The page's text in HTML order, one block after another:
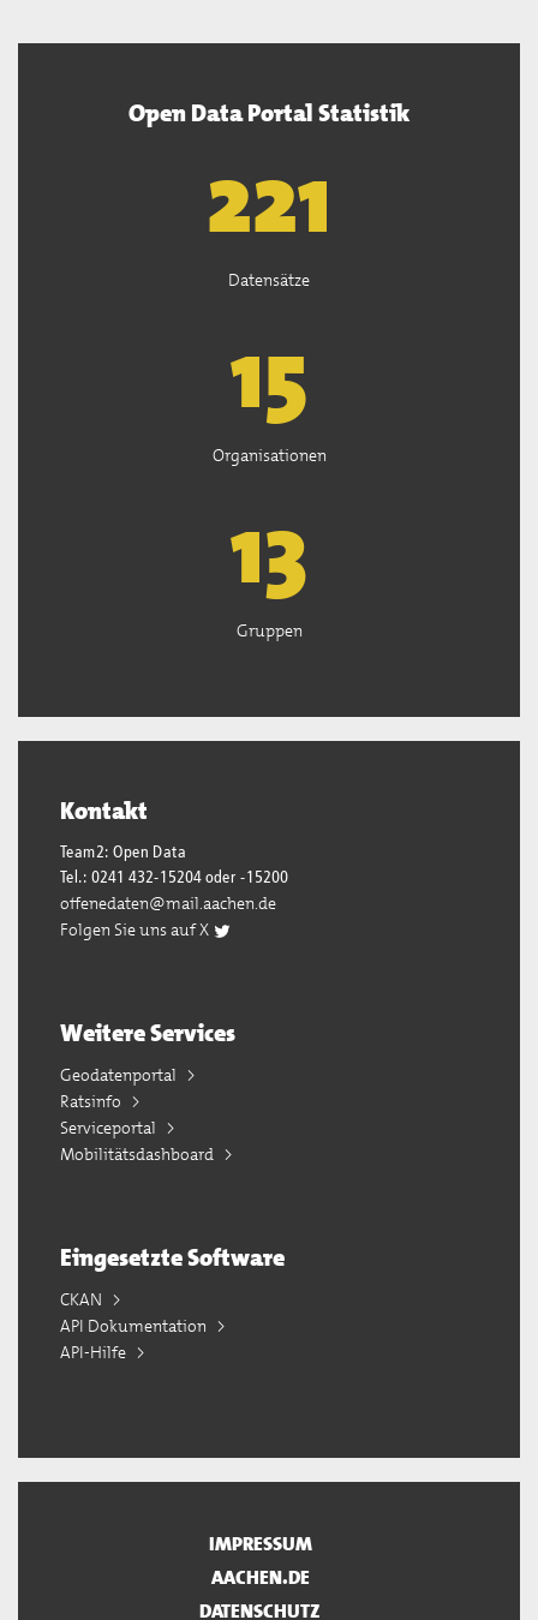
Open Data Portal Statistik
222
Datensätze
15
Organisationen
13
Gruppen
Kontakt
Team2: Open Data
Tel.: 0241 432-15204 oder -15200
offenedaten@mail.aachen.de
Folgen Sie uns auf X
Weitere Services
Geodatenportal
Ratsinfo
Serviceportal
Mobilitätsdashboard
Eingesetzte Software
CKAN
API Dokumentation
API-Hilfe
IMPRESSUM
AACHEN.DE
DATENSCHUTZ